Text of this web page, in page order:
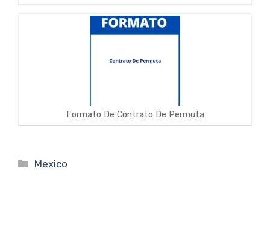
Formato De Contrato De Permuta
Categorías
Mexico